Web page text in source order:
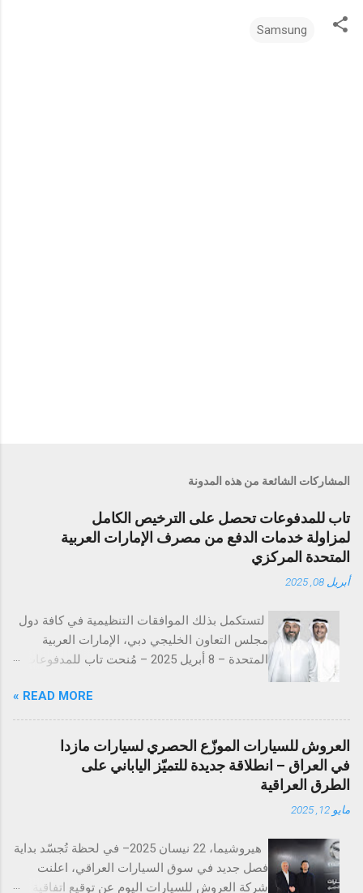
Samsung
المشاركات الشائعة من هذه المدونة
تاب للمدفوعات تحصل على الترخيص الكامل
لمزاولة خدمات الدفع من مصرف الإمارات العربية
المتحدة المركزي
أبريل 08, 2025
لتستكمل بذلك الموافقات التنظيمية في كافة دول
مجلس التعاون الخليجي دبي، الإمارات العربية
المتحدة – 8 أبريل 2025 – مُنحت تاب للمدفوعات
مصرف الإمارات العربية المتحدة المركزي
(CBUAE)، في خطوة تُعد إنجازاً بارزاً يعزز من حضور
الشركة في السوق الإماراتية. وبذلك، تستكمل تاب
للمدفوعات جميع الموافقات التنظيمية والتراخيص
المطلوبة في دول مجلس التعاون الخليجي. تُعد
استكمال التراخيص في كلٍّ من السعودية، الكويت،
قطر، البحرين، عُمان، والإمارات، تواصل تاب
READ MORE »
العروش للسيارات الموزّع الحصري لسيارات مازدا
في العراق – انطلاقة جديدة للتميّز الياباني على
الطرق العراقية
مايو 12, 2025
هيروشيما، 22 نيسان 2025– في لحظة تُجسّد بداية
فصل جديد في سوق السيارات العراقي، اعلنت
شركة العروش للسيارات اليوم عن توقيع اتفاقية